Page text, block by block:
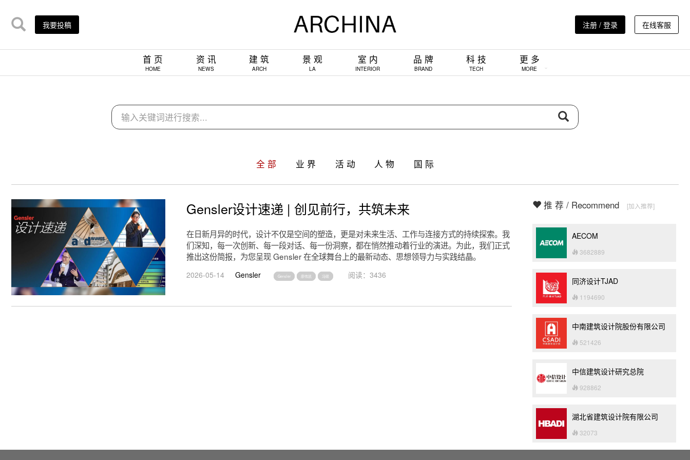
我要投稿 注册 / 登录 在线客服
首 页
HOME
资 讯
NEWS
建 筑
ARCH
景 观
LA
室 内
INTERIOR
品 牌
BRAND
科 技
TECH
更 多
MORE
全 部 业 界 活 动 人 物 国 际
Gensler设计速递 | 创见前行，共筑未来
在日新月异的时代，设计不仅是空间的塑造，更是对未来生活、工作与连接方式的持续探索。我
们深知，每一次创新、每一段对话、每一份洞察，都在悄然推动着行业的演进。为此，我们正式
推出这份简报，为您呈现 Gensler 在全球舞台上的最新动态、思想领导力与实践结晶。
2026-05-14 Gensler Gensler 廖伟凯 冯硕 阅读：3436
推 荐 / Recommend [加入推荐]
AECOM
3682889
同济设计TJAD
1194690
中南建筑设计院股份有限公司
521426
中信建筑设计研究总院
928862
湖北省建筑设计院有限公司
32073